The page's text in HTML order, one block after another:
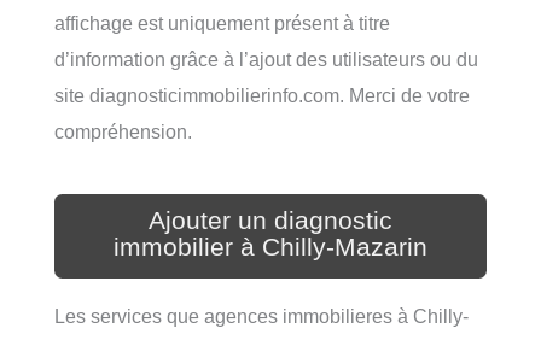
affichage est uniquement présent à titre
d’information grâce à l’ajout des utilisateurs ou du
site diagnosticimmobilierinfo.com. Merci de votre
compréhension.
Ajouter un diagnostic
immobilier à Chilly-Mazarin
Les services que agences immobilieres à Chilly-